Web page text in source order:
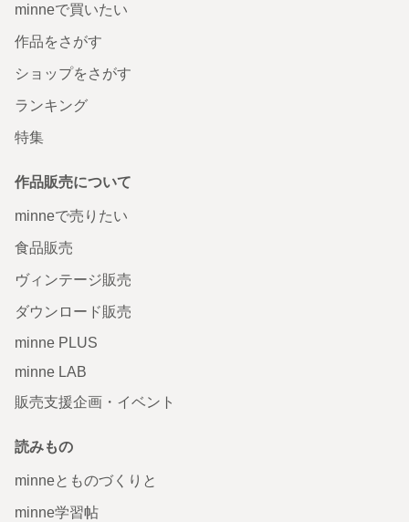
minneで買いたい
作品をさがす
ショップをさがす
ランキング
特集
作品販売について
minneで売りたい
食品販売
ヴィンテージ販売
ダウンロード販売
minne PLUS
minne LAB
販売支援企画・イベント
読みもの
minneとものづくりと
minne学習帖